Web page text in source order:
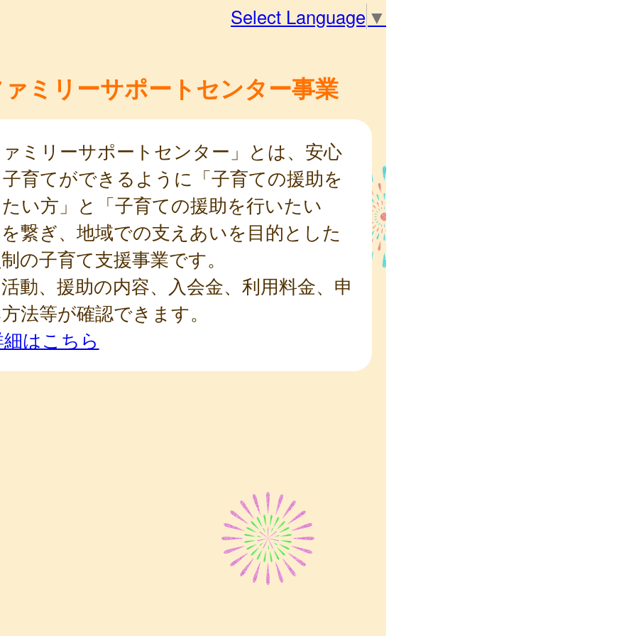
Select Language ▼
ミリーサポートセンター事業
ミリーサポートセンター」とは、安心
育てができるように「子育ての援助を
い方」と「子育ての援助を行いたい
繋ぎ、地域での支えあいを目的とした
の子育て支援事業です。
動、援助の内容、入会金、利用料金、申
法等が確認できます。
はこちら